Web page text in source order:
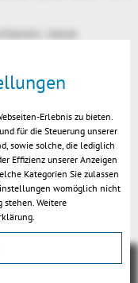
neue
kann
Erlebnis zu bieten.
für die Steuerung unserer
sowie solche, die lediglich
Effizienz unserer Anzeigen
Kategorien Sie zulassen
womöglich nicht
stehen. Weitere